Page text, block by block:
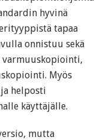
hyvinä
tapaa
onnistuu sekä
Myös
helposti
käyttäjälle.
mutta